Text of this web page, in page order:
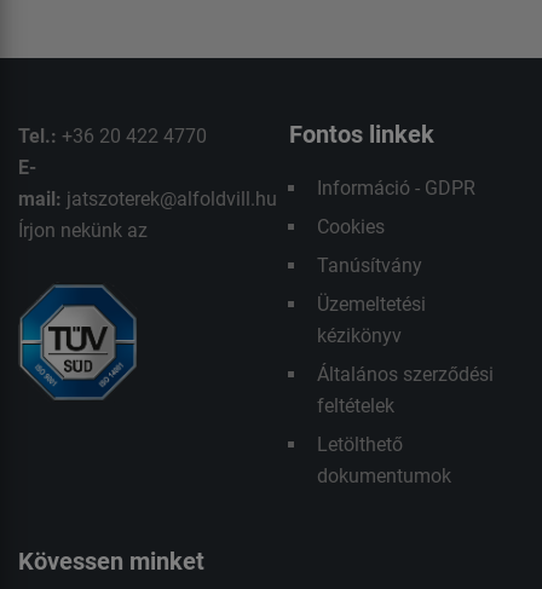
Tel.: +36 20 422 4770
E-
mail: jatszoterek@alfoldvill.hu
Írjon nekünk az
Fontos linkek
Információ - GDPR
Cookies
Tanúsítvány
Üzemeltetési
kézikönyv
Általános szerződési
feltételek
Letölthető
dokumentumok
Kövessen minket